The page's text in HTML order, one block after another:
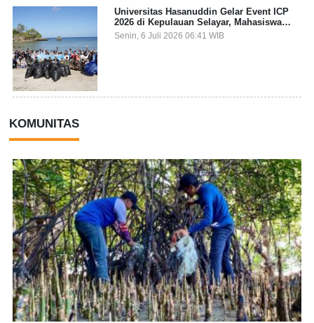
Universitas Hasanuddin Gelar Event ICP
2026 di Kepulauan Selayar, Mahasiswa
dari 27 Negara Jadi Partisipan
Senin, 6 Juli 2026 06:41 WIB
KOMUNITAS